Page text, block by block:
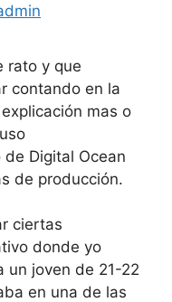
rato y que
contando en la
mas o
Digital Ocean
de producción.
ciertas
donde yo
un joven de 21-22
en una de las